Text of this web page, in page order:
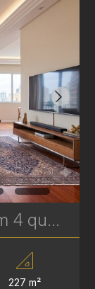
Apartamento à venda com 4 quartos, sendo 2 suítes no Batel - 227 m² - Edifício Lucyr Pasini | Ref. 1792
227 m²